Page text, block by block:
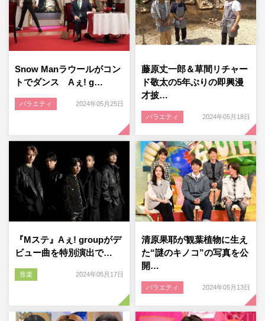
Snow Manラウールがコン
トでダンス Aぇ! g…
バラエティ 2024年05月25日
藤原丈一郎＆草間リチャー
ド敬太の5年ぶりの即興漫
才披…
バラエティ 2024年05月18日
『Mステ』Aぇ! groupがデ
ビュー曲を特別演出で…
音楽 2024年05月17日
清原果耶が観葉植物に生え
た“謎のキノコ”の写真を公
開…
バラエティ 2024年05月13日